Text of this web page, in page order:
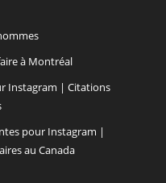
à Montréal
Instagram | Citations
pour Instagram |
au Canada